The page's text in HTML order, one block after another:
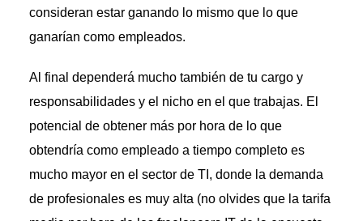
consideran estar ganando lo mismo que lo que
ganarían como empleados.
Al final dependerá mucho también de tu cargo y
responsabilidades y el nicho en el que trabajas. El
potencial de obtener más por hora de lo que
obtendría como empleado a tiempo completo es
mucho mayor en el sector de TI, donde la demanda
de profesionales es muy alta (no olvides que la tarifa